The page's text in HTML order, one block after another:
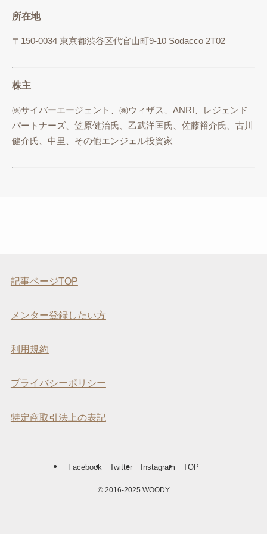
所在地
〒150-0034 東京都渋谷区代官山町9-10 Sodacco 2T02
株主
㈱サイバーエージェント、㈱ウィザス、ANRI、レジェンド
パートナーズ、笠原健治氏、乙武洋匡氏、佐藤裕介氏、古川
健介氏、中里、その他エンジェル投資家
記事ページTOP
メンター登録したい方
利用規約
プライバシーポリシー
特定商取引法上の表記
Facebook Twitter Instagram TOP
©2016-2025 WOODY